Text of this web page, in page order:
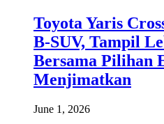
Toyota Yaris
B-SUV, Tampil
Bersama Pilihan
Menjimatkan
June 1, 2026